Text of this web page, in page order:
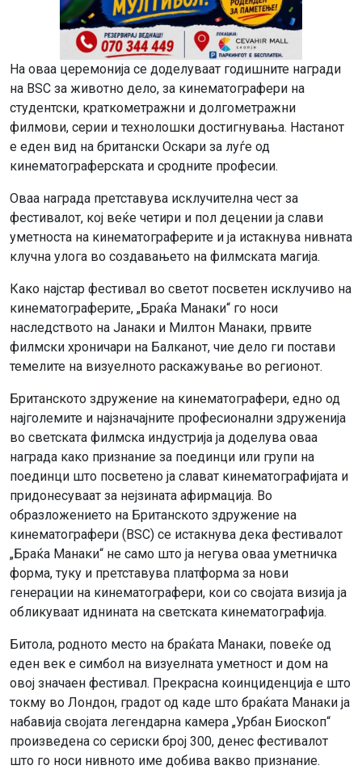
На оваа церемонија се доделуваат годишните награди
на BSC за животно дело, за кинематографери на
студентски, краткометражни и долгометражни
филмови, серии и технолошки достигнувања. Настанот
е еден вид на британски Оскари за луѓе од
кинематограферската и сродните професии.
Оваа награда претставува исклучителна чест за
фестивалот, кој веќе четири и пол децении ја слави
уметноста на кинематограферите и ја истакнува нивната
клучна улога во создавањето на филмската магија.
Како најстар фестивал во светот посветен исклучиво на
кинематограферите, „Браќа Манаки“ го носи
наследството на Јанаки и Милтон Манаки, првите
филмски хроничари на Балканот, чие дело ги постави
темелите на визуелното раскажување во регионот.
Британското здружение на кинематографери, едно од
најголемите и најзначајните професионални здруженија
во светската филмска индустрија ја доделува оваа
награда како признание за поединци или групи на
поединци што посветено ја слават кинематографијата и
придонесуваат за нејзината афирмација. Во
образложението на Британското здружение на
кинематографери (BSC) се истакнува дека фестивалот
„Браќа Манаки“ не само што ја негува оваа уметничка
форма, туку и претставува платформа за нови
генерации на кинематографери, кои со својата визија ја
обликуваат иднината на светската кинематографија.
Битола, родното место на браќата Манаки, повеќе од
еден век е симбол на визуелната уметност и дом на
овој значаен фестивал. Прекрасна коинциденција е што
токму во Лондон, градот од каде што браќата Манаки ја
набавија својата легендарна камера „Урбан Биоскоп“
произведена со сериски број 300, денес фестивалот
што го носи нивното име добива вакво признание.